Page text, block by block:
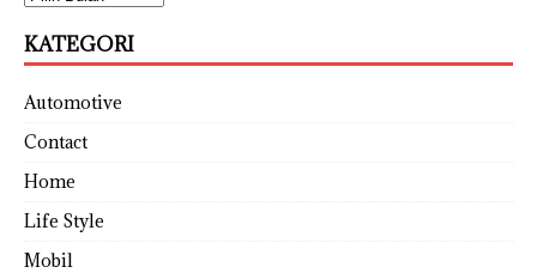
KATEGORI
Automotive
Contact
Home
Life Style
Mobil